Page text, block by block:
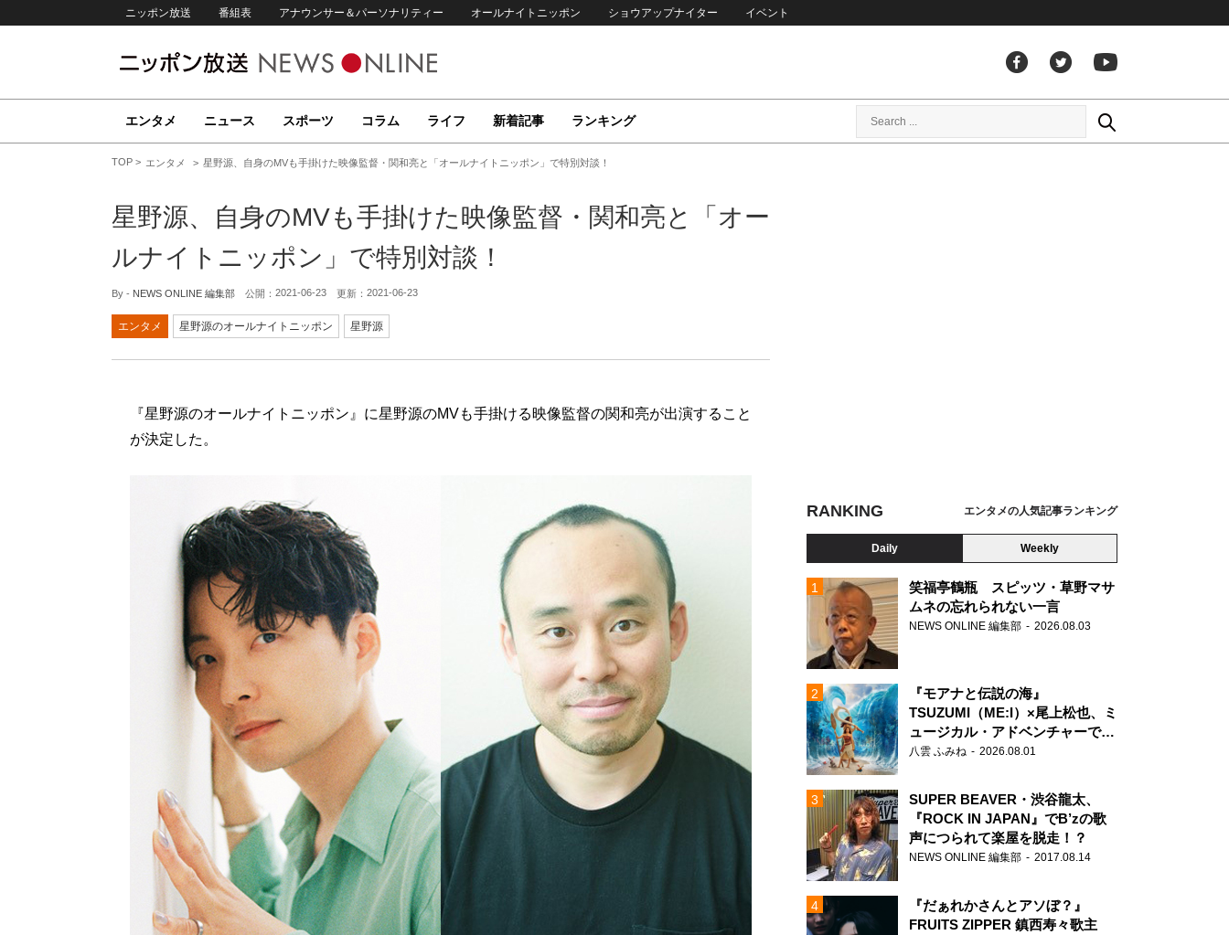
ニッポン放送 番組表 アナウンサー＆パーソナリティー オールナイトニッポン ショウアップナイター イベント
エンタメ ニュース スポーツ コラム ライフ 新着記事 ランキング
TOP エンタメ 星野源、自身のMVも手掛けた映像監督・関和亮と「オールナイトニッポン」で特別対談！
星野源、自身のMVも手掛けた映像監督・関和亮と「オー
ルナイトニッポン」で特別対談！
By - NEWS ONLINE 編集部 公開： 2021-06-23 更新： 2021-06-23
エンタメ 星野源のオールナイトニッポン 星野源
『星野源のオールナイトニッポン』に星野源のMVも手掛ける映像監督の関和亮が出演すること
が決定した。
RANKING エンタメの人気記事ランキング
Daily Weekly
笑福亭鶴瓶 スピッツ・草野マサ
ムネの忘れられない一言
NEWS ONLINE 編集部 2026.08.03
『モアナと伝説の海』
TSUZUMI（ME:I）×尾上松也、ミ
ュージカル・アドベンチャーで美
声を響かせる
八雲 ふみね 2026.08.01
SUPER BEAVER・渋谷龍太、
『ROCK IN JAPAN』でB’zの歌
声につられて楽屋を脱走！？
NEWS ONLINE 編集部 2017.08.14
『だぁれかさんとアソぼ？』
FRUITS ZIPPER 鎮西寿々歌主